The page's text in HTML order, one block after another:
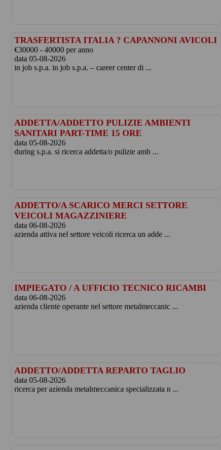
TRASFERTISTA ITALIA ? CAPANNONI AVICOLI
€30000 - 40000 per anno
data 05-08-2026
in job s.p.a. in job s.p.a. – career center di ...
ADDETTA/ADDETTO PULIZIE AMBIENTI
SANITARI PART-TIME 15 ORE
data 05-08-2026
during s.p.a. si ricerca addetta/o pulizie amb ...
ADDETTO/A SCARICO MERCI SETTORE
VEICOLI MAGAZZINIERE
data 06-08-2026
azienda attiva nel settore veicoli ricerca un adde ...
IMPIEGATO / A UFFICIO TECNICO RICAMBI
data 06-08-2026
azienda cliente operante nel settore metalmeccanic ...
ADDETTO/ADDETTA REPARTO TAGLIO
data 05-08-2026
ricerca per azienda metalmeccanica specializzata n ...